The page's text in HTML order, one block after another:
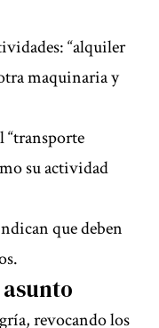
“alquiler
maquinaria y
“transporte
su actividad
que deben
revocando los